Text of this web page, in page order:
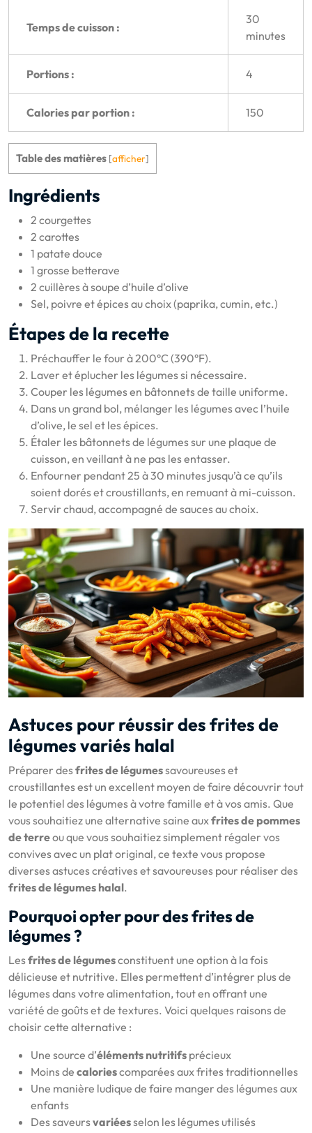
Temps de cuisson :
30
minutes
Portions : 4
Calories par portion : 150
Table des matières [afficher]
Ingrédients
2 courgettes
2 carottes
1 patate douce
1 grosse betterave
2 cuillères à soupe d’huile d’olive
Sel, poivre et épices au choix (paprika, cumin, etc.)
Étapes de la recette
Préchauffer le four à 200°C (390°F).
Laver et éplucher les légumes si nécessaire.
Couper les légumes en bâtonnets de taille uniforme.
Dans un grand bol, mélanger les légumes avec l’huile
d’olive, le sel et les épices.
Étaler les bâtonnets de légumes sur une plaque de
cuisson, en veillant à ne pas les entasser.
Enfourner pendant 25 à 30 minutes jusqu’à ce qu’ils
soient dorés et croustillants, en remuant à mi-cuisson.
Servir chaud, accompagné de sauces au choix.
Astuces pour réussir des frites de
légumes variés halal
Préparer desfrites de légumessavoureuses et
croustillantes est un excellent moyen de faire découvrir tout
le potentiel des légumes à votre famille et à vos amis. Que
vous souhaitiez une alternative saine auxfrites de pommes
de terreou que vous souhaitiez simplement régaler vos
convives avec un plat original, ce texte vous propose
diverses astuces créatives et savoureuses pour réaliser des
frites de légumes halal.
Pourquoi opter pour des frites de
légumes ?
Lesfrites de légumesconstituent une option à la fois
délicieuse et nutritive. Elles permettent d’intégrer plus de
légumes dans votre alimentation, tout en offrant une
variété de goûts et de textures. Voici quelques raisons de
choisir cette alternative :
Une source d’éléments nutritifs précieux
Moins de caloriescomparées aux frites traditionnelles
Une manière ludique de faire manger des légumes aux
enfants
Des saveursvariéesselon les légumes utilisés